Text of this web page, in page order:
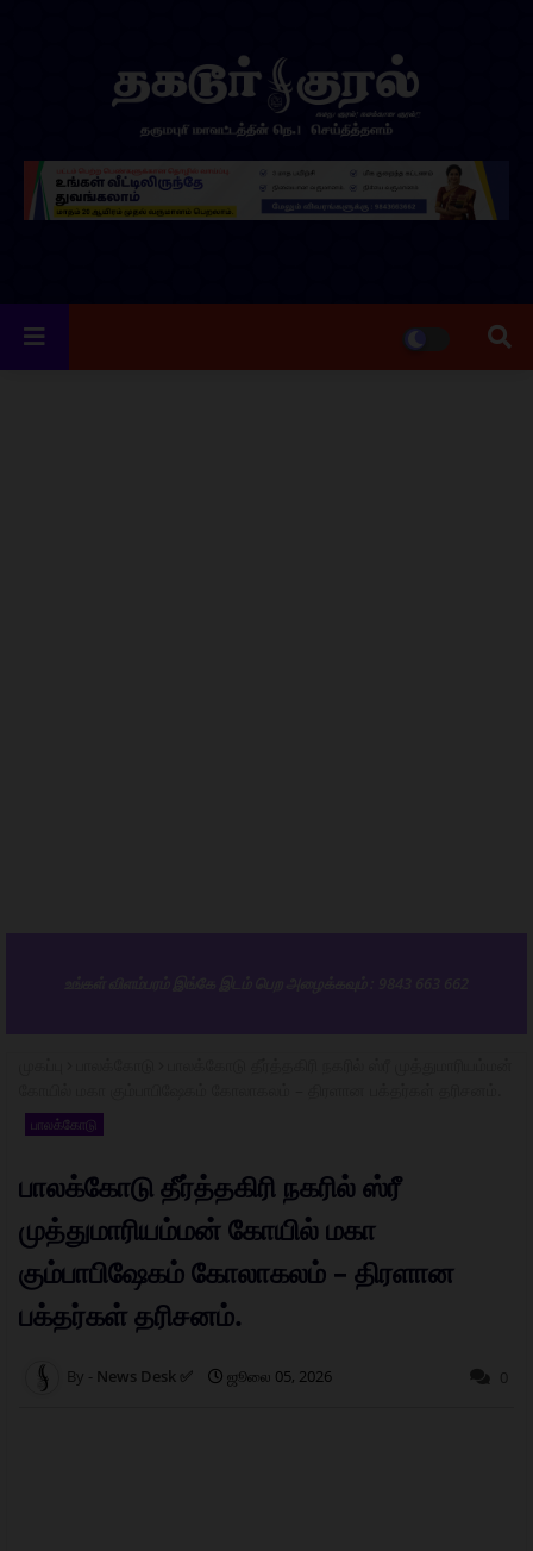
பாலக்கோடு
பாலக்கோடு தீர்த்தகிரி நகரில் ஸ்ரீ
முத்துமாரியம்மன் கோயில் மகா
கும்பாபிஷேகம் கோலாகலம் – திரளான
பக்தர்கள் தரிசனம்.
News Desk ✅ ஜூலை 05, 2026 0